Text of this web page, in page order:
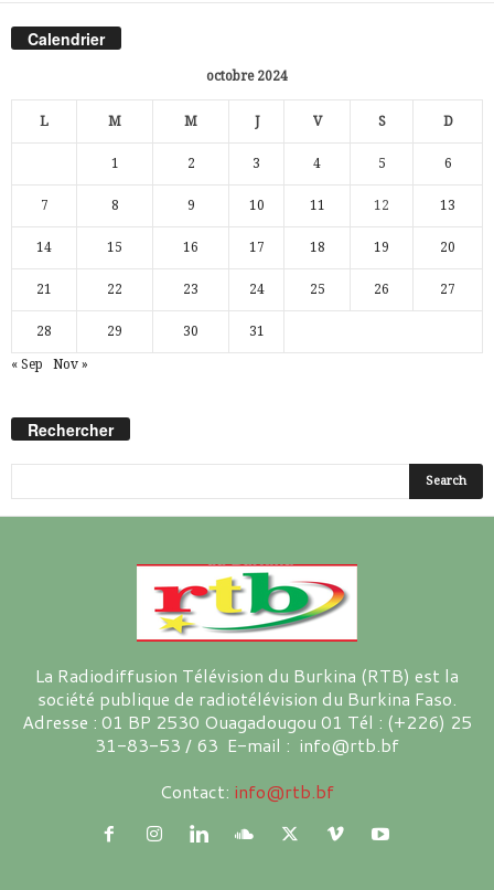
Calendrier
octobre 2024
L M M J V S D
1 2 3 4 5 6
7 8 9 10 11 12 13
14 15 16 17 18 19 20
21 22 23 24 25 26 27
28 29 30 31
« Sep Nov »
Rechercher
La Radiodiffusion Télévision du Burkina (RTB) est la
société publique de radiotélévision du Burkina Faso.
Adresse : 01 BP 2530 Ouagadougou 01 Tél : (+226) 25
31-83-53 / 63 E-mail : info@rtb.bf
Contact: info@rtb.bf